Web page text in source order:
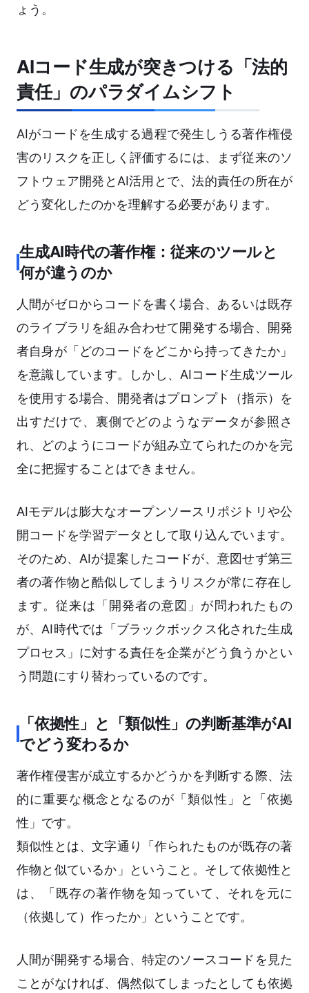
ょう。
AIコード生成が突きつける「法的
責任」のパラダイムシフト
AIがコードを生成する過程で発生しうる著作権侵
害のリスクを正しく評価するには、まず従来のソ
フトウェア開発とAI活用とで、法的責任の所在が
どう変化したのかを理解する必要があります。
生成AI時代の著作権：従来のツールと
何が違うのか
人間がゼロからコードを書く場合、あるいは既存
のライブラリを組み合わせて開発する場合、開発
者自身が「どのコードをどこから持ってきたか」
を意識しています。しかし、AIコード生成ツール
を使用する場合、開発者はプロンプト（指示）を
出すだけで、裏側でどのようなデータが参照さ
れ、どのようにコードが組み立てられたのかを完
全に把握することはできません。
AIモデルは膨大なオープンソースリポジトリや公
開コードを学習データとして取り込んでいます。
そのため、AIが提案したコードが、意図せず第三
者の著作物と酷似してしまうリスクが常に存在し
ます。従来は「開発者の意図」が問われたもの
が、AI時代では「ブラックボックス化された生成
プロセス」に対する責任を企業がどう負うかとい
う問題にすり替わっているのです。
「依拠性」と「類似性」の判断基準がAI
でどう変わるか
著作権侵害が成立するかどうかを判断する際、法
的に重要な概念となるのが「類似性」と「依拠
性」です。
類似性とは、文字通り「作られたものが既存の著
作物と似ているか」ということ。そして依拠性と
は、「既存の著作物を知っていて、それを元に
（依拠して）作ったか」ということです。
人間が開発する場合、特定のソースコードを見た
ことがなければ、偶然似てしまったとしても依拠